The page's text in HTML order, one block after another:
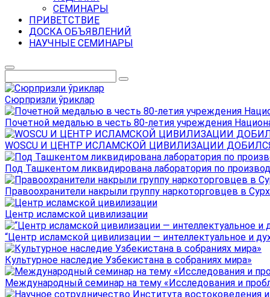
СЕМИНАРЫ
ПРИВЕТСТВИЕ
ДОСКА ОБЪЯВЛЕНИЙ
НАУЧНЫЕ СЕМИНАРЫ
Сюрпризли ўриклар
Почетной медалью в честь 80-летия учреждения
WOSCU И ЦЕНТР ИСЛАМСКОЙ ЦИВИЛИЗАЦИИ
Под Ташкентом ликвидирована лаборатория по
Правоохранители накрыли группу наркоторговцев в
Центр исламской цивилизации
“Центр исламской цивилизации — интеллектуальное и
Культурное наследие Узбекистана в собраниях мира»
Международный семинар на тему «Исследования и